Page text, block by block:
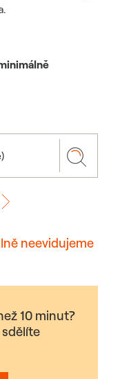
neevidujeme
10 minut?